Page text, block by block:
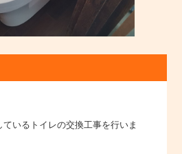
いるトイレの交換工事を行いま